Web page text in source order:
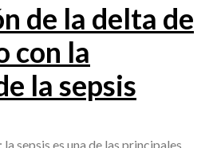
de la delta de
con la
la sepsis
sepsis es una de las principales